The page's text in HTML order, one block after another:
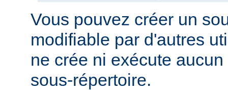
Vous pouvez créer un
modifiable par d'autres
ne crée ni exécute
sous-répertoire.